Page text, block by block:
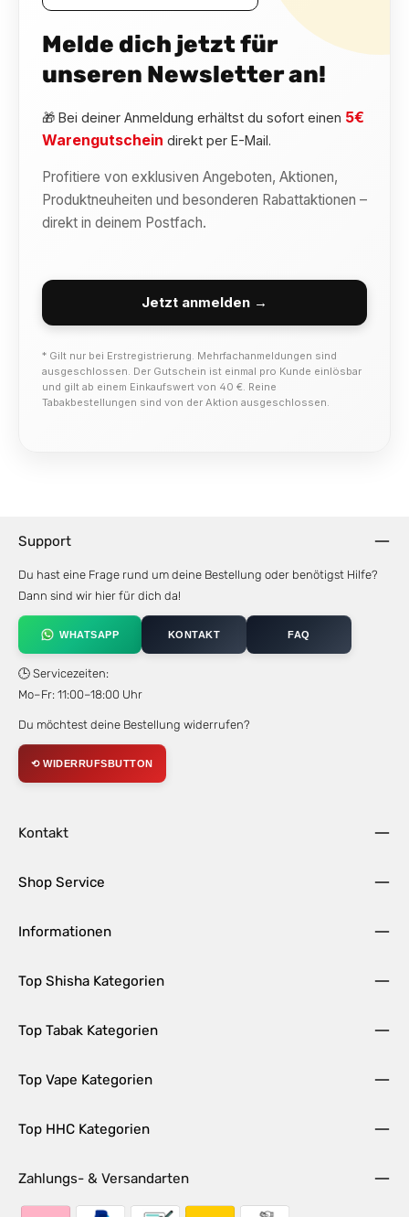
Melde dich jetzt für
unseren Newsletter an!
🎁 Bei deiner Anmeldung erhältst du sofort einen 5€
Warengutschein direkt per E-Mail.
Profitiere von exklusiven Angeboten, Aktionen,
Produktneuheiten und besonderen Rabattaktionen –
direkt in deinem Postfach.
Jetzt anmelden →
* Gilt nur bei Erstregistrierung. Mehrfachanmeldungen sind
ausgeschlossen. Der Gutschein ist einmal pro Kunde einlösbar
und gilt ab einem Einkaufswert von 40 €. Reine
Tabakbestellungen sind von der Aktion ausgeschlossen.
Support
Du hast eine Frage rund um deine Bestellung oder benötigst Hilfe?
Dann sind wir hier für dich da!
WHATSAPP KONTAKT FAQ
🕒 Servicezeiten:
Mo–Fr: 11:00–18:00 Uhr
Du möchtest deine Bestellung widerrufen?
⟲ WIDERRUFSBUTTON
Kontakt
Shop Service
Informationen
Top Shisha Kategorien
Top Tabak Kategorien
Top Vape Kategorien
Top HHC Kategorien
Zahlungs- & Versandarten